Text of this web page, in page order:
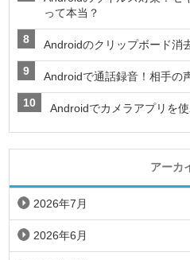
って本当？
Androidのクリップボード消
Androidで通話録音！相手の
Androidでカメラアプリを
アーカ
2026年7月
2026年6月